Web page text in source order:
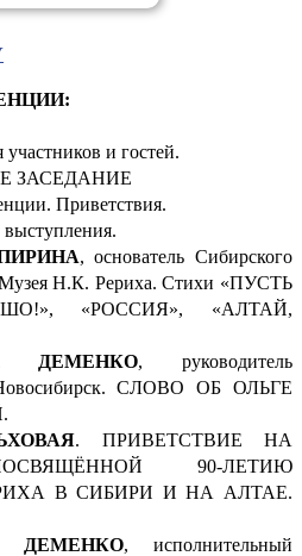
и гостей.
ЗАСЕДАНИЕ
Приветствия.
, основатель Сибирского
Музея Н.К. Рериха. Стихи «ПУСТЬ
«РОССИЯ», «АЛТАЙ,
ДЕМЕНКО, руководитель
СЛОВО ОБ ОЛЬГЕ
. ПРИВЕТСТВИЕ НА
90-ЛЕТИЮ
В СИБИРИ И НА АЛТАЕ.
ДЕМЕНКО, исполнительный